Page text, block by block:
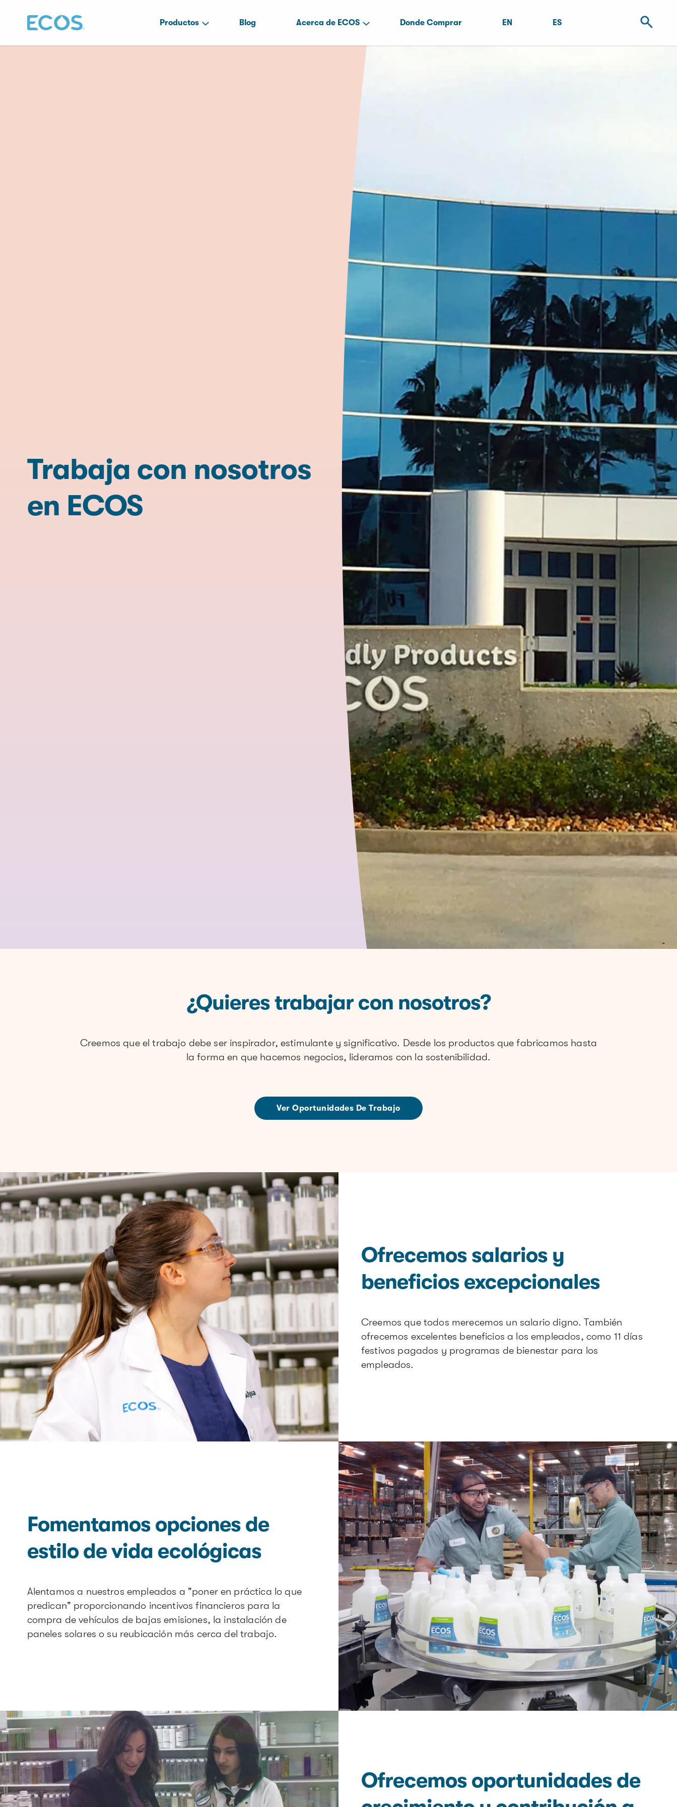
Productos Blog Acerca de ECOS Donde Comprar EN ES
Trabaja con nosotros
en ECOS
¿Quieres trabajar con nosotros?
Creemos que el trabajo debe ser inspirador, estimulante y significativo. Desde los productos que fabricamos hasta
la forma en que hacemos negocios, lideramos con la sostenibilidad.
Ver Oportunidades De Trabajo
Ofrecemos salarios y
beneficios excepcionales
Creemos que todos merecemos un salario digno. También
ofrecemos excelentes beneficios a los empleados, como 11 días
festivos pagados y programas de bienestar para los
empleados.
Fomentamos opciones de
estilo de vida ecológicas
Alentamos a nuestros empleados a "poner en práctica lo que
predican" proporcionando incentivos financieros para la
compra de vehículos de bajas emisiones, la instalación de
paneles solares o su reubicación más cerca del trabajo.
Ofrecemos oportunidades de